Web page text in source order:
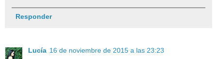
Responder
Lucía 16 de noviembre de 2015 a las 23:23